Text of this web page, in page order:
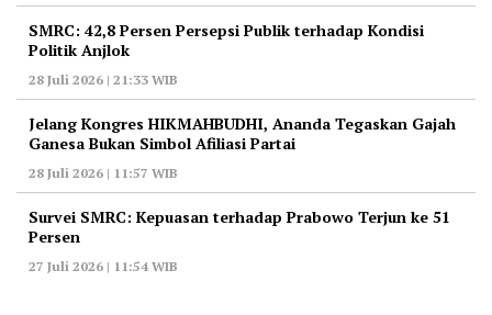
‎SMRC: 42,8 Persen Persepsi Publik terhadap Kondisi
Politik Anjlok
28 Juli 2026 | 21:33 WIB
‎Jelang Kongres HIKMAHBUDHI, Ananda Tegaskan Gajah
Ganesa Bukan Simbol Afiliasi Partai
28 Juli 2026 | 11:57 WIB
‎Survei SMRC: Kepuasan terhadap Prabowo Terjun ke 51
Persen
27 Juli 2026 | 11:54 WIB